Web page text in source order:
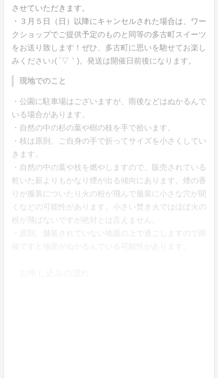
させていただきます。
・３月５日（日）以降にキャンセルされた場合は、ワー
クショップでご提供予定のものと同等の多古町スイーツ
をお送り致します！ぜひ、多古町に思いを馳せてお楽し
みください♪( ´▽｀)。発送は開催日前後になります。
現地でのこと
・公園に駐車場はございますが、雨後などはぬかるんで
いる場合があります。
・自然の中の杉の葉や樹の枝を手で拾います。
・枝は原則、ご自身の手で折ってサイズを小さくしてい
きます。
・自然の中の葉や枝を燃やしますので、販売されている
乾いた薪よりもかなり煙が出る傾向にあります。煙の香
りが服装についたり火の粉が飛んで服装に小さな穴が開
くなどの可能性があります。小さい焚き火ではほぼ火の
粉が飛ばないですが絶対とは言えません。
・原則、舗装されていない地面の上で過ごしますので雨